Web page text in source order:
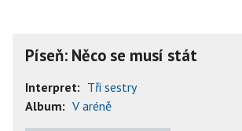
Píseň: Něco se musí stát
Interpret: Tři sestry
Album: V aréně